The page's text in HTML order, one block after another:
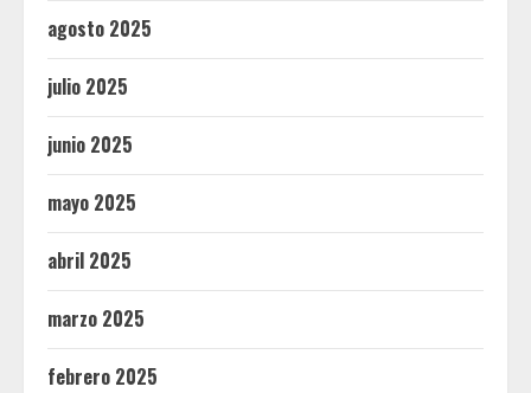
agosto 2025
julio 2025
junio 2025
mayo 2025
abril 2025
marzo 2025
febrero 2025